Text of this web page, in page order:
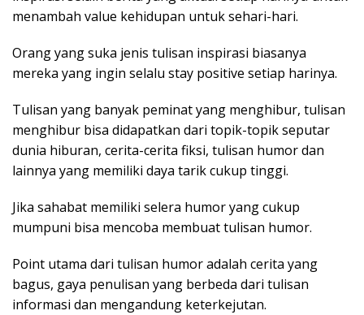
menambah value kehidupan untuk sehari-hari.
Orang yang suka jenis tulisan inspirasi biasanya
mereka yang ingin selalu stay positive setiap harinya.
Tulisan yang banyak peminat yang menghibur, tulisan
menghibur bisa didapatkan dari topik-topik seputar
dunia hiburan, cerita-cerita fiksi, tulisan humor dan
lainnya yang memiliki daya tarik cukup tinggi.
Jika sahabat memiliki selera humor yang cukup
mumpuni bisa mencoba membuat tulisan humor.
Point utama dari tulisan humor adalah cerita yang
bagus, gaya penulisan yang berbeda dari tulisan
informasi dan mengandung keterkejutan.